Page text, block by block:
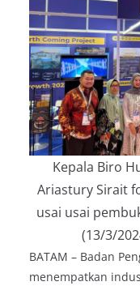
Kepala Biro
Ariastury Sirait
usai usai
(13/3/
BATAM – Badan
menempatkan